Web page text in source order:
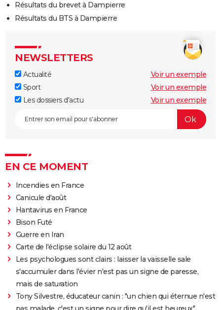
Résultats du brevet à Dampierre
Résultats du BTS à Dampierre
NEWSLETTERS
Actualité
Voir un exemple
Sport
Voir un exemple
Les dossiers d'actu
Voir un exemple
EN CE MOMENT
Incendies en France
Canicule d'août
Hantavirus en France
Bison Futé
Guerre en Iran
Carte de l'éclipse solaire du 12 août
Les psychologues sont clairs : laisser la vaisselle sale
s'accumuler dans l'évier n'est pas un signe de paresse,
mais de saturation
Tony Silvestre, éducateur canin : "un chien qui éternue n'est